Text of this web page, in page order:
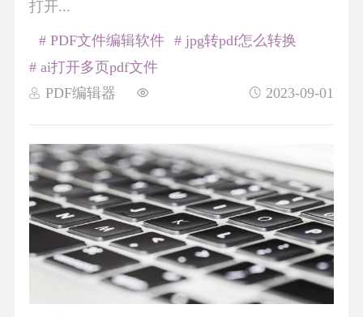
打开...
PDF编辑器 2023-09-01
# PDF文件编辑软件
# jpg转pdf怎么转换
# ai打开多页pdf文件